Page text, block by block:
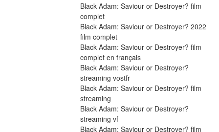
Black Adam: Saviour or Destroyer? film
complet
Black Adam: Saviour or Destroyer? 2022
film complet
Black Adam: Saviour or Destroyer? film
complet en français
Black Adam: Saviour or Destroyer?
streaming vostfr
Black Adam: Saviour or Destroyer? film
streaming
Black Adam: Saviour or Destroyer?
streaming vf
Black Adam: Saviour or Destroyer? film